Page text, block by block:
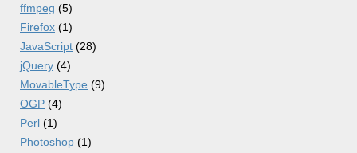
ffmpeg (5)
Firefox (1)
JavaScript (28)
jQuery (4)
MovableType (9)
OGP (4)
Perl (1)
Photoshop (1)